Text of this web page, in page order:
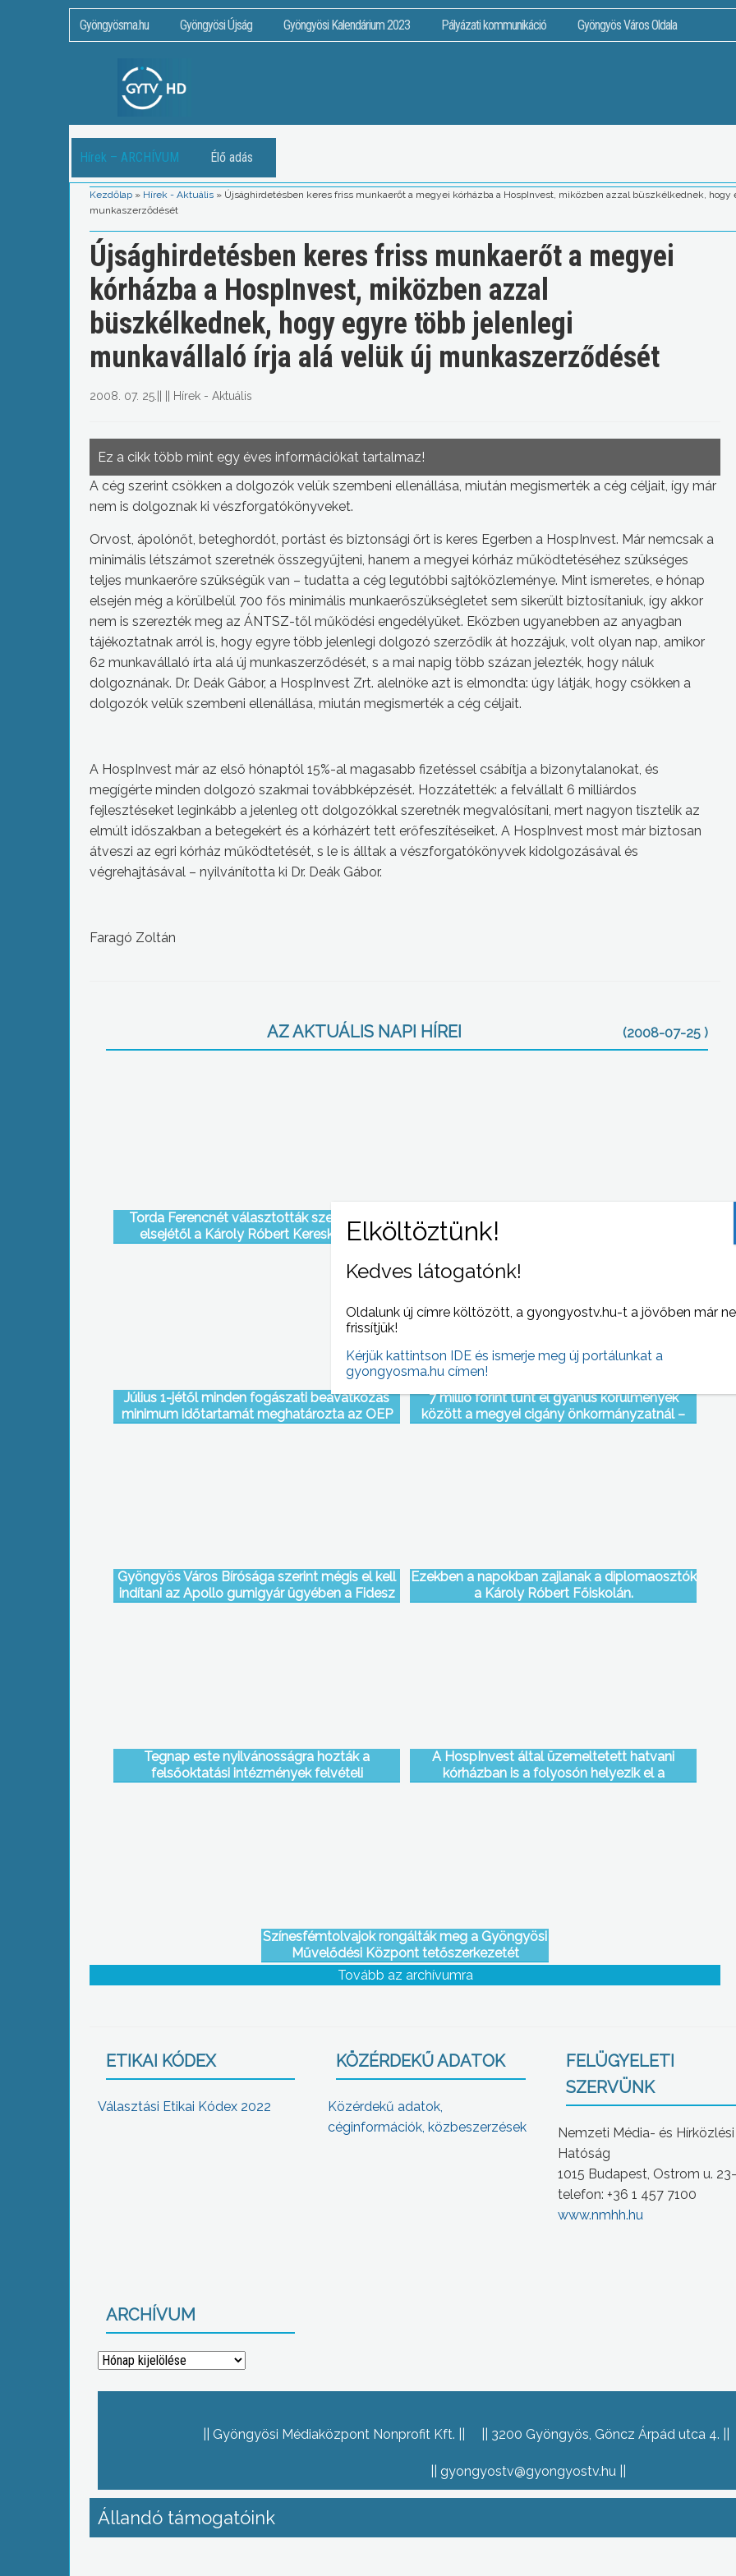
Gyöngyösma.hu Gyöngyösi Újság Gyöngyösi Kalendárium 2023 Pályázati kommunikáció Gyöngyös Város Oldala
Hírek – ARCHÍVUM Élő adás
Kezdőlap » Hírek - Aktuális » Újsághirdetésben keres friss munkaerőt a megyei kórházba a HospInvest, miközben azzal büszkélkednek,
munkaszerződését
Újsághirdetésben keres friss munkaerőt a megyei
kórházba a HospInvest, miközben azzal
büszkélkednek, hogy egyre több jelenlegi
munkavállaló írja alá velük új munkaszerződését
2008. 07. 25. Hírek - Aktuális
Ez a cikk több mint egy éves információkat tartalmaz!
A cég szerint csökken a dolgozók velük szembeni ellenállása, miután megismerték a cég céljait, így már
nem is dolgoznak ki vészforgatókönyveket.
Orvost, ápolónőt, beteghordót, portást és biztonsági őrt is keres Egerben a HospInvest. Már nemcsak a
minimális létszámot szeretnék összegyűjteni, hanem a megyei kórház működtetéséhez szükséges
teljes munkaerőre szükségük van – tudatta a cég legutóbbi sajtóközleménye. Mint ismeretes, e hónap
elsején még a körülbelül 700 fős minimális munkaerőszükségletet sem sikerült biztosítaniuk, így akkor
nem is szerezték meg az ÁNTSZ-től működési engedélyüket. Eközben ugyanebben az anyagban
tájékoztatnak arról is, hogy egyre több jelenlegi dolgozó szerződik át hozzájuk, volt olyan nap, amikor
62 munkavállaló írta alá új munkaszerződését, s a mai napig több százan jelezték, hogy náluk
dolgoznának. Dr. Deák Gábor, a HospInvest Zrt. alelnöke azt is elmondta: úgy látják, hogy csökken a
dolgozók velük szembeni ellenállása, miután megismerték a cég céljait.
A HospInvest már az első hónaptól 15%-al magasabb fizetéssel csábítja a bizonytalanokat, és
megígérte minden dolgozó szakmai továbbképzését. Hozzátették: a felvállalt 6 milliárdos
fejlesztéseket leginkább a jelenleg ott dolgozókkal szeretnék megvalósítani, mert nagyon tisztelik az
elmúlt időszakban a betegekért és a kórházért tett erőfeszítéseiket. A HospInvest most már biztosan
átveszi az egri kórház működtetését, s le is álltak a vészforgatókönyvek kidolgozásával és
végrehajtásával – nyilvánította ki Dr. Deák Gábor.
Faragó Zoltán
AZ AKTUÁLIS NAPI HÍREI (2008-07-25 )
Torda Ferencnét választották szeptember
elsejétől a Károly Róbert Kereskedelmi
A Mátrafüredi Idősek Otthonában kihelyezett
tüdőszűrést tartottak a bentlakóknak és a
Július 1-jétől minden fogászati beavatkozás
minimum időtartamát meghatározta az OEP
7 millió forint tűnt el gyanús körülmények
között a megyei cigány önkormányzatnál –
Gyöngyös Város Bírósága szerint mégis el kell
indítani az Apollo gumigyár ügyében a Fidesz
Ezekben a napokban zajlanak a diplomaosztók
a Károly Róbert Főiskolán.
Tegnap este nyilvánosságra hozták a
felsőoktatási intézmények felvételi
A HospInvest által üzemeltetett hatvani
kórházban is a folyosón helyezik el a
Színesfémtolvajok rongálták meg a Gyöngyösi
Művelődési Központ tetőszerkezetét
csütörtök éjjel
Tovább az archívumra
ETIKAI KÓDEX
Választási Etikai Kódex 2022
KÖZÉRDEKŰ ADATOK
Közérdekű adatok,
céginformációk, közbeszerzések
FELÜGYELETI
SZERVÜNK
Nemzeti Média- és Hírközlési
Hatóság
1015 Budapest, Ostrom u.
telefon: +36 1 457 7100
www.nmhh.hu
ARCHÍVUM
Archívum
Gyöngyösi Médiaközpont Nonprofit Kft. 3200 Gyöngyös, Göncz Árpád utca 4.
gyongyostv@gyongyostv.hu
Állandó támogatóink
Kedves látogatónk!
Oldalunk új címre költözött, a gyongyostv.hu-t a jövőben már
frissítjük!
Kérjük kattintson IDE és ismerje meg új portálunkat a
gyongyosma.hu címen!